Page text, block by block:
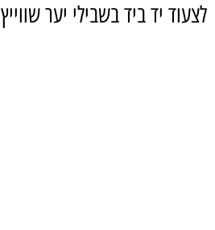
לצעוד יד ביד בשבילי יער שווייץ